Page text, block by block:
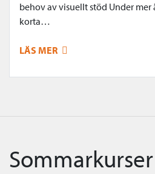
behov av visuellt stöd Under mer
korta…
LÄS MER
Sommarkurser